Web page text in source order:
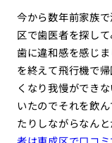
今から数年前家族
区で歯医者を探し
歯に違和感を感じ
を終えて飛行機で
くなり我慢ができ
いたのでそれを飲
たりしながらなん